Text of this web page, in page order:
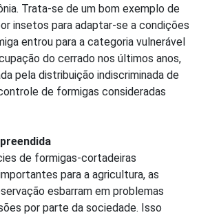
Trata-se de um bom exemplo de
insetos para adaptar-se a condições
entrou para a categoria vulnerável
do cerrado nos últimos anos,
pela distribuição indiscriminada de
de formigas consideradas
de formigas-cortadeiras
para a agricultura, as
esbarram em problemas
por parte da sociedade. Isso